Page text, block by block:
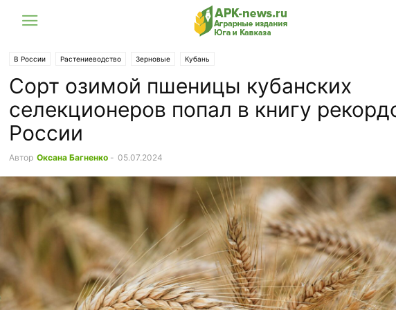
В России Растениеводство Зерновые Кубань
Сорт озимой пшеницы кубанских
селекционеров попал в книгу
России
Автор Оксана Багненко - 05.07.2024